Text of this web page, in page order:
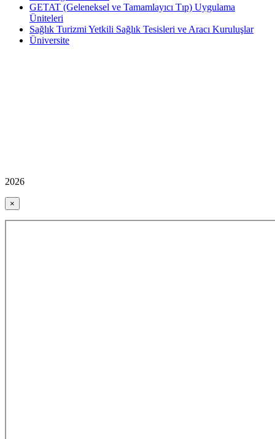
GETAT (Geleneksel ve Tamamlayıcı Tıp) Uygulama
Üniteleri
Sağlık Turizmi Yetkili Sağlık Tesisleri ve Aracı Kuruluşlar
Üniversite
2026
×